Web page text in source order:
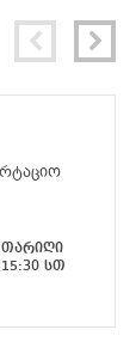
თარიღი
15:30 სთ